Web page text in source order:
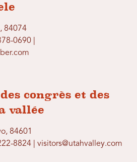
84074
0690 |
congrès et des
vallée
84601
8824 | visitors@utahvalley.com